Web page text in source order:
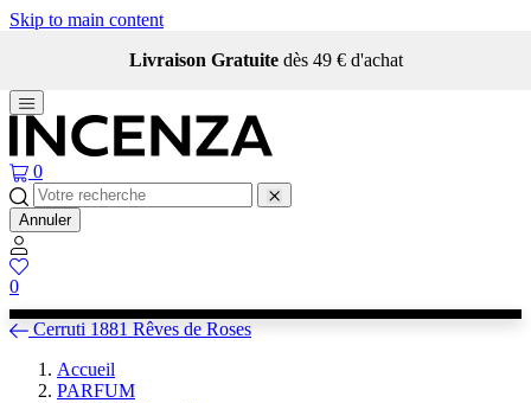
Skip to main content
Livraison Gratuite dès 49 € d'achat
0
Annuler
0
Cerruti 1881 Rêves de Roses
Accueil
PARFUM